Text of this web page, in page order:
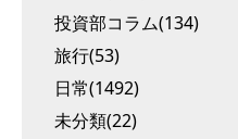
投資部コラム(134)
旅行(53)
日常(1492)
未分類(22)